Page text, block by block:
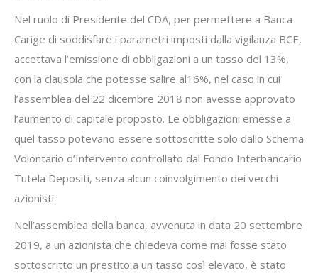
Nel ruolo di Presidente del CDA, per permettere a Banca
Carige di soddisfare i parametri imposti dalla vigilanza BCE,
accettava l’emissione di obbligazioni a un tasso del 13%,
con la clausola che potesse salire al16%, nel caso in cui
l’assemblea del 22 dicembre 2018 non avesse approvato
l’aumento di capitale proposto. Le obbligazioni emesse a
quel tasso potevano essere sottoscritte solo dallo Schema
Volontario d’Intervento controllato dal Fondo Interbancario
Tutela Depositi, senza alcun coinvolgimento dei vecchi
azionisti.
Nell’assemblea della banca, avvenuta in data 20 settembre
2019, a un azionista che chiedeva come mai fosse stato
sottoscritto un prestito a un tasso così elevato, è stato